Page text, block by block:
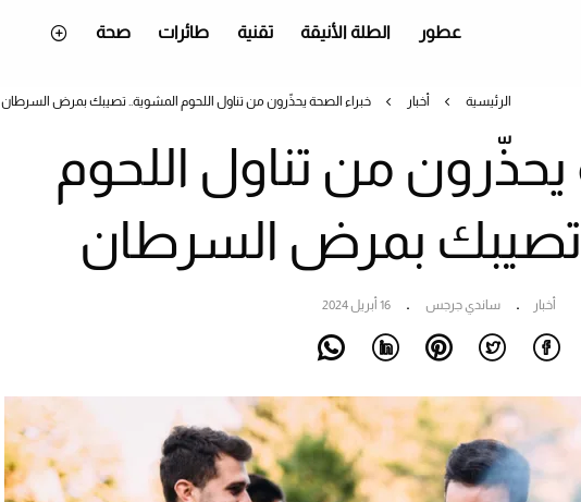
عطور الطلة الأنيقة تقنية طائرات صحة
الرئيسية أخبار خبراء الصحة يحذّرون من تناول اللحوم المشوية.. تصيبك بمرض السرطان
يحذّرون من تناول اللحوم
تصيبك بمرض السرطان
أخبار ساندي جرجس 16 أبريل 2024